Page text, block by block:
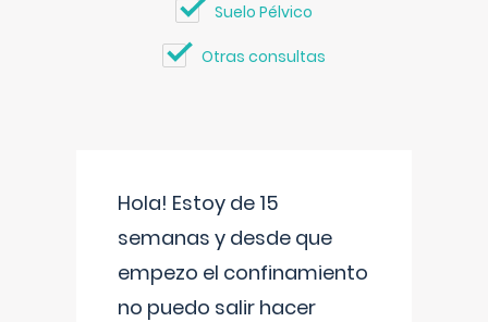
Suelo Pélvico
Otras consultas
Hola! Estoy de 15
semanas y desde que
empezo el confinamiento
no puedo salir hacer